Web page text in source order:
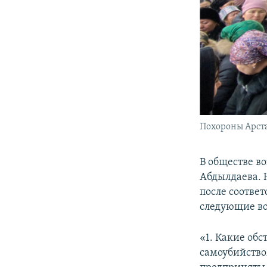
Похороны
В обществе
Абдылдаева.
после
следующие
«1. Какие